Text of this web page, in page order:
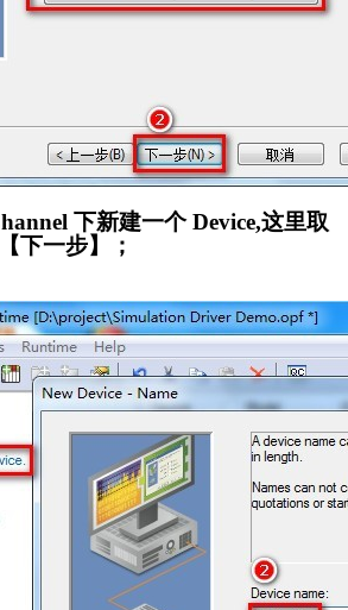
下新建一个 Device,这里取
下一步】；